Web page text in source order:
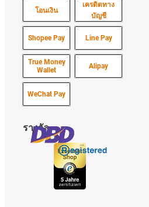
โอนเงิน
เครดิตทาง
บัญชี
Shopee Pay Line Pay
True Money
Wallet
Alipay
WeChat Pay
รางวัล